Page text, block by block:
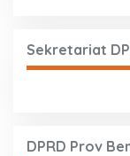
Sekretariat
DPRD Prov